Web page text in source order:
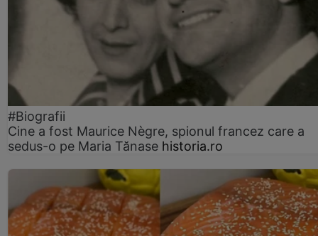
#Biografii
Cine a fost Maurice Nègre, spionul francez care a
sedus-o pe Maria Tănase historia.ro